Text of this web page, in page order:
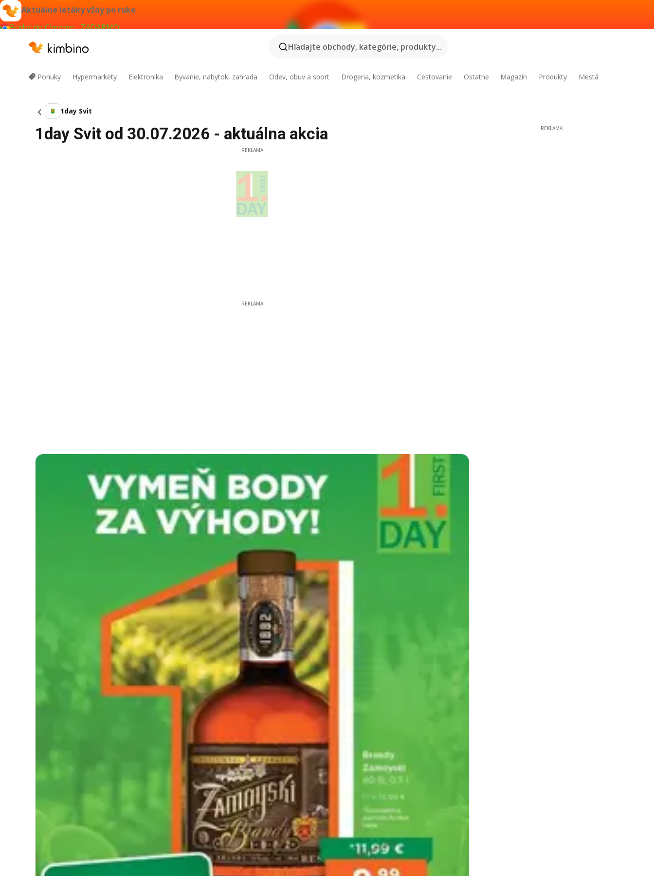
Aktuálne letáky vždy po ruke
Pridať do Chrome - ZADARMO
Hľadajte obchody, kategórie, produkty...
Ponuky Hypermarkety Elektronika Byvanie, nabytok, zahrada Odev, obuv a sport Drogeria, kozmetika Cestovanie Ostatne Magazín Produkty Mestá
1day Svit
1day Svit od 30.07.2026 - aktuálna akcia
REKLAMA
REKLAMA
REKLAMA